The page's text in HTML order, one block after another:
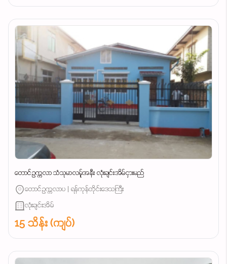
တောင်ဥက္ကလာ သံသုမာလမ်ူအနီး လုံးချင်းအိမ်ငှားမည်
တောင်ဥက္ကလာပ | ရန်ကုန်တိုင်းဒေသကြီး
လုံးချင်းအိမ်
15 သိန်း (ကျပ်)